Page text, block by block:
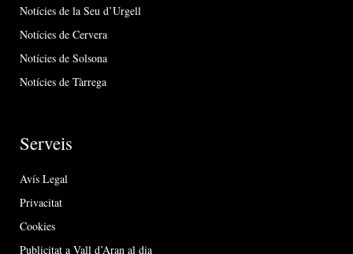
Notícies de la Seu d’Urgell
Notícies de Cervera
Notícies de Solsona
Notícies de Tàrrega
Serveis
Avís Legal
Privacitat
Cookies
Publicitat a Vall d’Aran al dia